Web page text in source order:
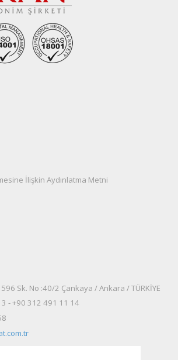
İlişkin Aydınlatma Metni
Sk. No :40/2 Çankaya / Ankara / TÜRKİYE
- +90 312 491 11 14